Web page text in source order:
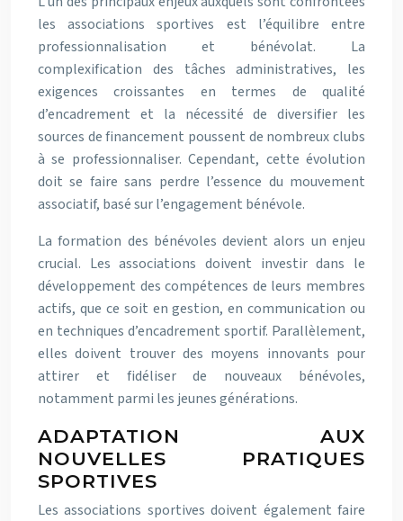
les associations sportives est l’équilibre entre
professionnalisation et bénévolat. La
complexification des tâches administratives, les
exigences croissantes en termes de qualité
d’encadrement et la nécessité de diversifier les
sources de financement poussent de nombreux clubs
à se professionnaliser. Cependant, cette évolution
doit se faire sans perdre l’essence du mouvement
associatif, basé sur l’engagement bénévole.
La formation des bénévoles devient alors un enjeu
crucial. Les associations doivent investir dans le
développement des compétences de leurs membres
actifs, que ce soit en gestion, en communication ou
en techniques d’encadrement sportif. Parallèlement,
elles doivent trouver des moyens innovants pour
attirer et fidéliser de nouveaux bénévoles,
notamment parmi les jeunes générations.
ADAPTATION AUX
NOUVELLES PRATIQUES
SPORTIVES
Les associations sportives doivent également faire